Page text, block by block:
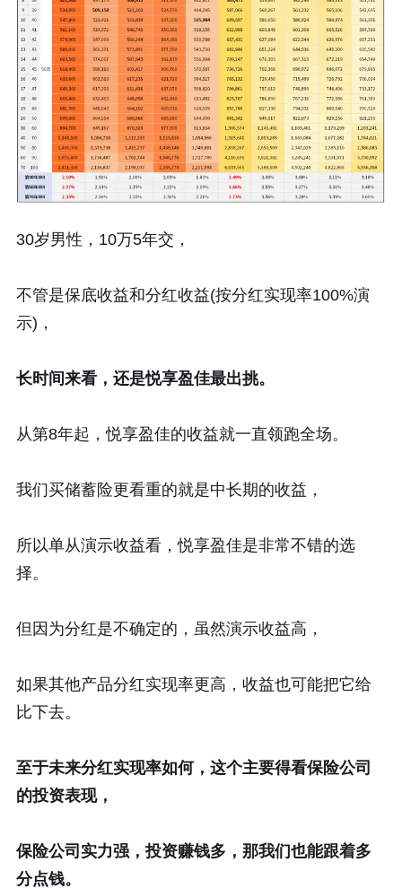
30岁男性，10万5年交，
不管是保底收益和分红收益(按分红实现率100%演
示)，
长时间来看，还是悦享盈佳最出挑。
从第8年起，悦享盈佳的收益就一直领跑全场。
我们买储蓄险更看重的就是中长期的收益，
所以单从演示收益看，悦享盈佳是非常不错的选
择。
但因为分红是不确定的，虽然演示收益高，
如果其他产品分红实现率更高，收益也可能把它给
比下去。
至于未来分红实现率如何，这个主要得看保险公司
的投资表现，
保险公司实力强，投资赚钱多，那我们也能跟着多
分点钱。